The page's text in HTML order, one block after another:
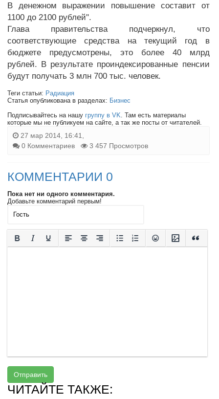
В денежном выражении повышение составит от
1100 до 2100 рублей".
Глава правительства подчеркнул, что
соответствующие средства на текущий год в
бюджете предусмотрены, это более 40 млрд
рублей. В результате проиндексированные пенсии
будут получать 3 млн 700 тыс. человек.
Теги статьи: Радиация
Статья опубликована в разделах: Бизнес
Подписывайтесь на нашу группу в VK . Там есть материалы
которые мы не публикуем на сайте, а так же посты от читателей.
27 мар 2014, 16:41,
0 Комментариев
3 457 Просмотров
КОММЕНТАРИИ 0
Пока нет ни одного комментария.
Добавьте комментарий первым!
Отправить
ЧИТАЙТЕ ТАКЖЕ: